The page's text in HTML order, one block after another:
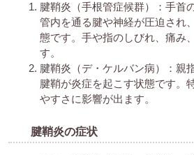
腱鞘炎（手根管症候群）：手首
管内を通る腱や神経が圧迫され
態です。手や指のしびれ、痛み
す。
腱鞘炎（デ・ケルバン病）：親
腱鞘が炎症を起こす状態です。
やすさに影響が出ます。
腱鞘炎の症状